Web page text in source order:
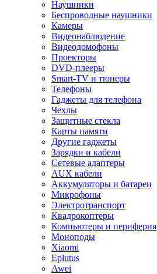
Наушники
Беспроводные наушники
Камеры
Видеонаблюдение
Видеодомофоны
Проекторы
DVD-плееры
Smart-TV и тюнеры
Телефоны
Гаджеты для телефона
Чехлы
Защитные стекла
Карты памяти
Другие гаджеты
Зарядки и кабели
Сетевые адаптеры
AUX кабели
Аккумуляторы и батареи
Микрофоны
Электротранспорт
Квадрокоптеры
Компьютеры и периферия
Моноподы
Xiaomi
Eplutus
Awei